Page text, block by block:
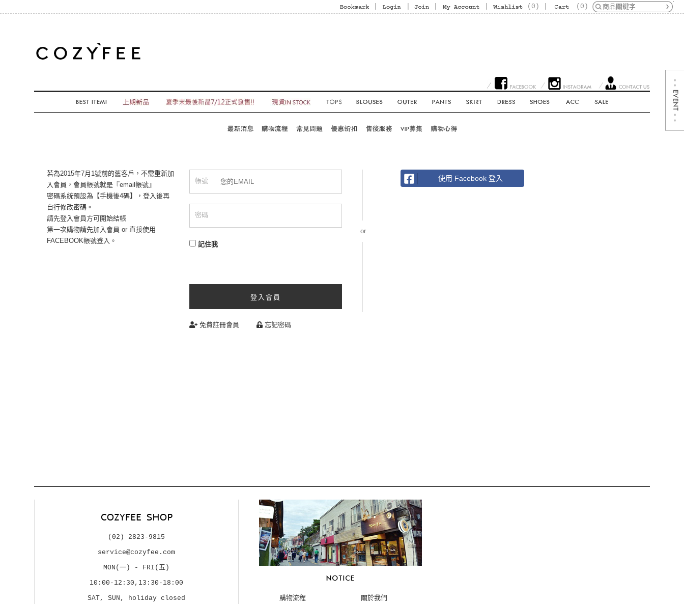
( 0 ) ( 0 )
若為2015年7月1號前的舊客戶，不需重新加
入會員，會員帳號就是『email帳號』
密碼系統預設為【手機後4碼】，登入後再
自行修改密碼。
請先登入會員方可開始結帳
第一次購物請先加入會員 or 直接使用
FACEBOOK帳號登入。
帳號
密碼
記住我
登入會員
免費註冊會員 忘記密碼
or
使用 Facebook 登入
(02) 2823-9815
service@cozyfee.com
MON(一) - FRI(五)
10:00-12:30,13:30-18:00
SAT, SUN, holiday closed
購物流程
關於我們